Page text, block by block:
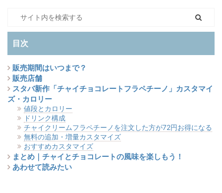
目次
販売期間はいつまで？
販売店舗
スタバ新作「チャイチョコレートフラペチーノ」カスタマイ
ズ・カロリー
値段とカロリー
ドリンク構成
チャイクリームフラペチーノを注文した方が72円お得になる
無料の追加・増量カスタマイズ
おすすめカスタマイズ
まとめ｜チャイとチョコレートの風味を楽しもう！
あわせて読みたい